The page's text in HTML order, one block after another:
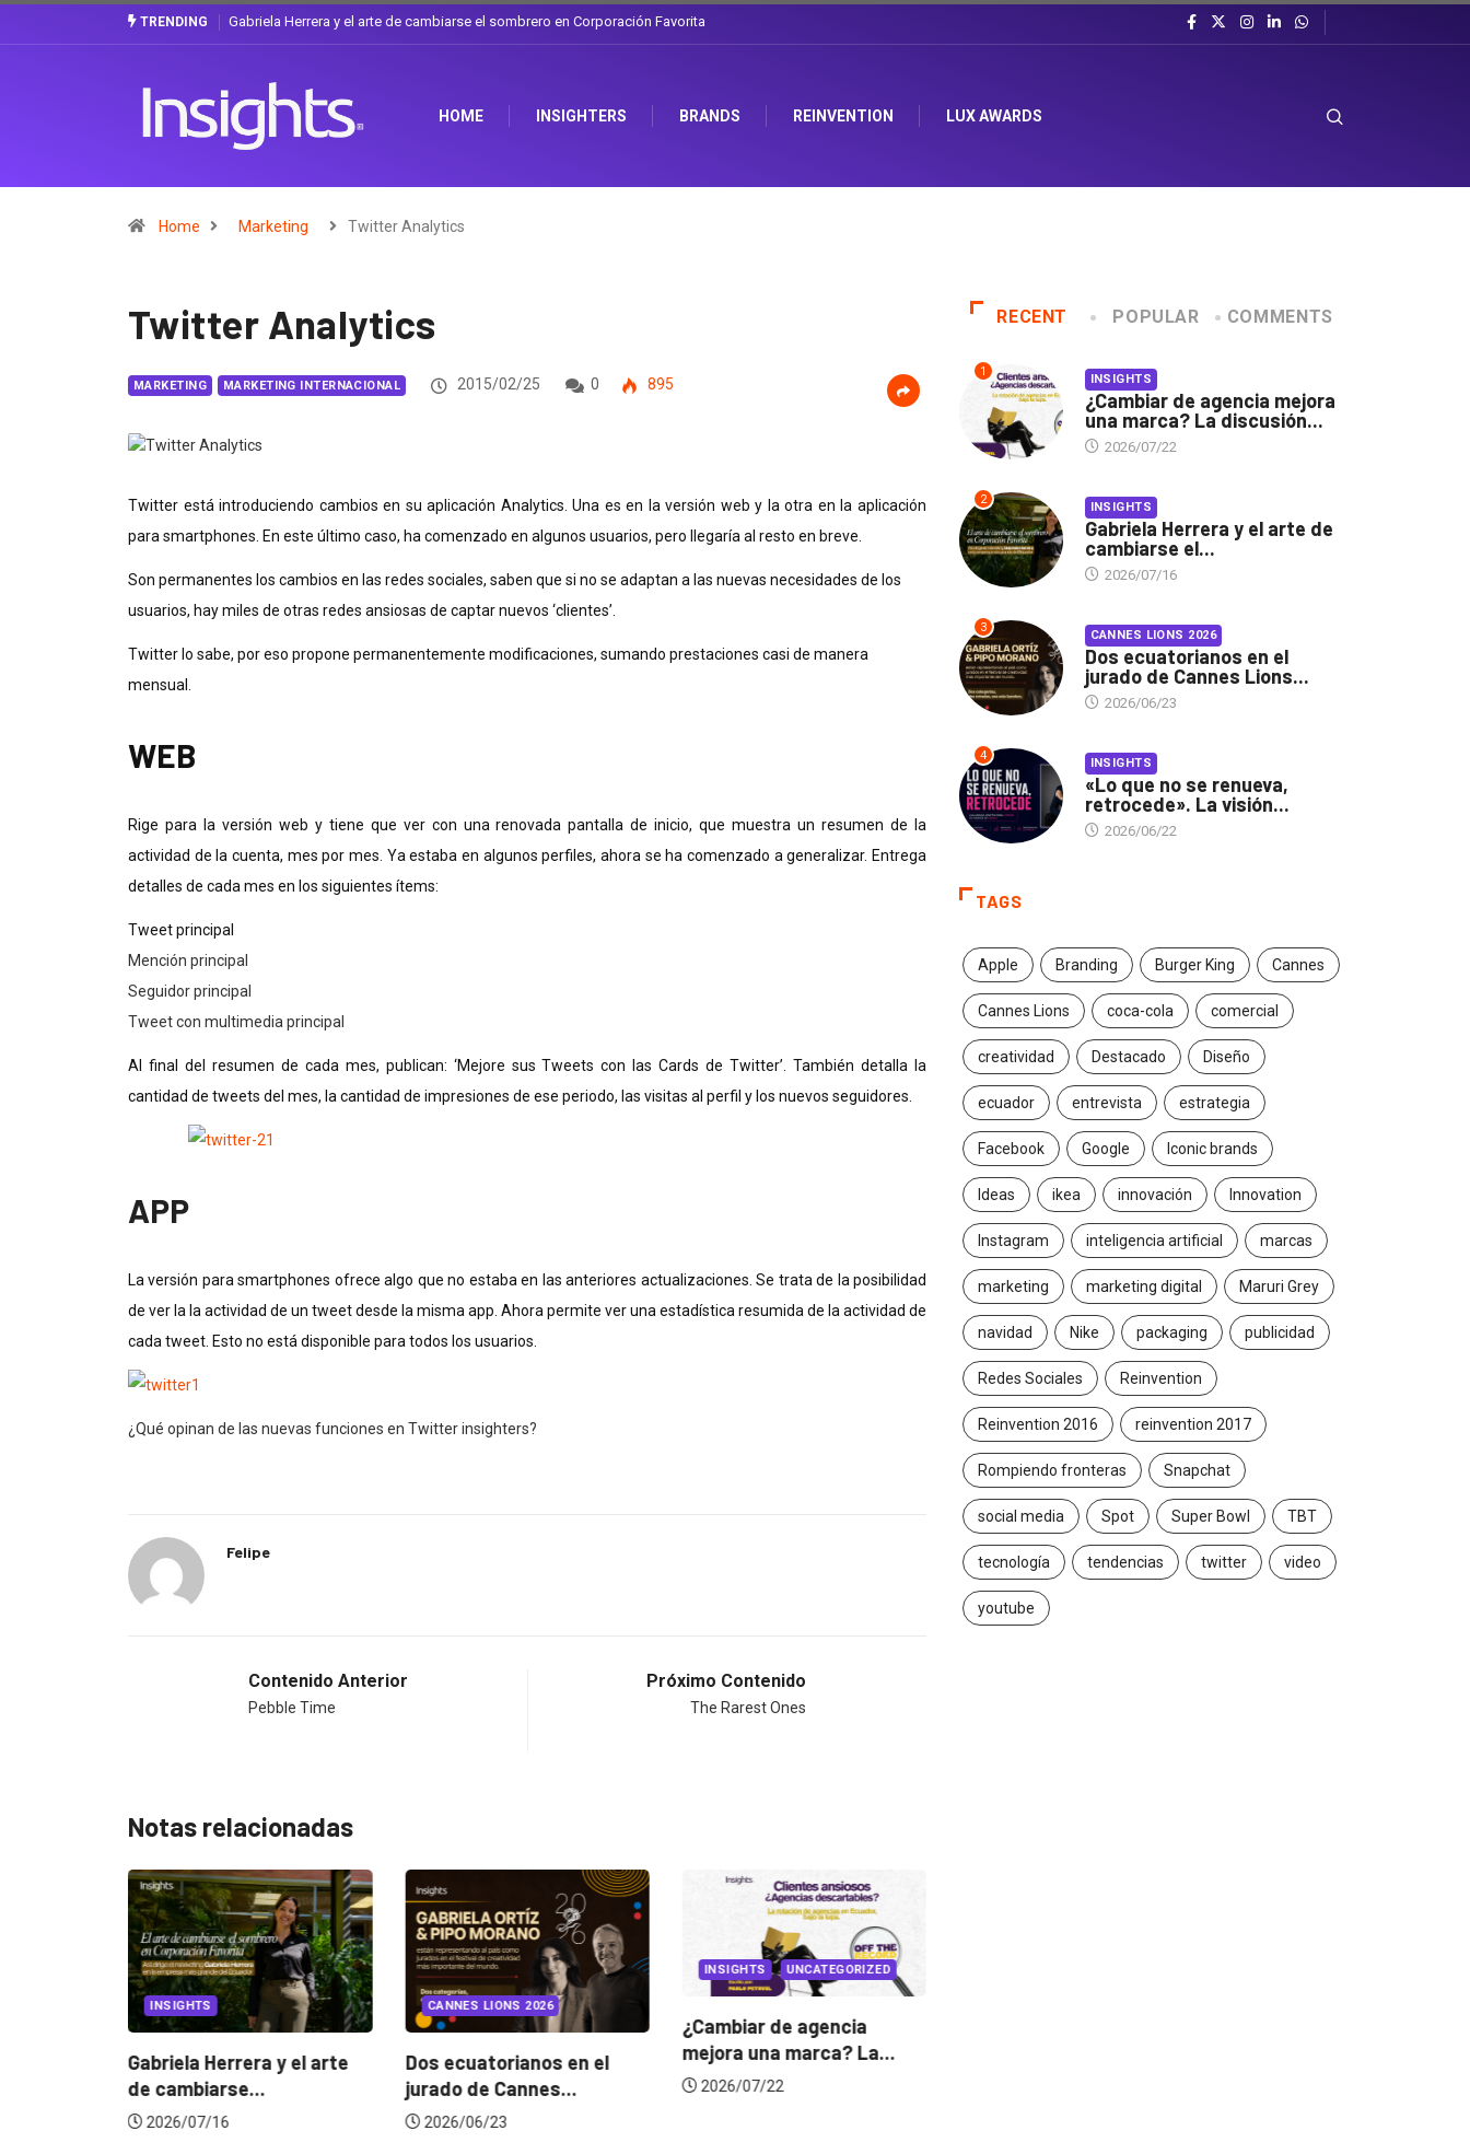
TRENDING Gabriela Herrera y el arte de cambiarse el sombrero en Corporación Favorita
HOME INSIGHTERS BRANDS REINVENTION LUX AWARDS
Home Marketing Twitter Analytics
Twitter Analytics
MARKETING MARKETING INTERNACIONAL 2015/02/25 0 895
Twitter está introduciendo cambios en su aplicación Analytics. Una es en la versión web y la otra en la aplicación
para smartphones. En este último caso, ha comenzado en algunos usuarios, pero llegaría al resto en breve.
Son permanentes los cambios en las redes sociales, saben que si no se adaptan a las nuevas necesidades de los
usuarios, hay miles de otras redes ansiosas de captar nuevos ‘clientes’.
Twitter lo sabe, por eso propone permanentemente modificaciones, sumando prestaciones casi de manera
mensual.
WEB
Rige para la versión web y tiene que ver con una renovada pantalla de inicio, que muestra un resumen de la
actividad de la cuenta, mes por mes. Ya estaba en algunos perfiles, ahora se ha comenzado a generalizar. Entrega
detalles de cada mes en los siguientes ítems:
Tweet principal
Mención principal
Seguidor principal
Tweet con multimedia principal
Al final del resumen de cada mes, publican: ‘Mejore sus Tweets con las Cards de Twitter’.También detalla la
cantidad de tweets del mes, la cantidad de impresiones de ese periodo, las visitas al perfil y los nuevos seguidores.
APP
La versión para smartphones ofrece algo que no estaba en las anteriores actualizaciones. Se trata de la posibilidad
de ver la la actividad de un tweet desde la misma app. Ahora permite ver una estadística resumida de la actividad de
cada tweet. Esto no está disponible para todos los usuarios.
¿Qué opinan de las nuevas funciones en Twitter insighters?
Felipe
Contenido Anterior
Pebble Time
Próximo Contenido
The Rarest Ones
Notas relacionadas
INSIGHTS
Gabriela Herrera y el arte
de cambiarse...
2026/07/16
CANNES LIONS 2026
Dos ecuatorianos en el
jurado de Cannes...
2026/06/23
INSIGHTS UNCATEGORIZED
¿Cambiar de agencia
mejora una marca? La...
2026/07/22
RECENT POPULAR COMMENTS
1 INSIGHTS
¿Cambiar de agencia mejora
una marca? La discusión...
2026/07/22
2 INSIGHTS
Gabriela Herrera y el arte de
cambiarse el...
2026/07/16
3 CANNES LIONS 2026
Dos ecuatorianos en el
jurado de Cannes Lions...
2026/06/23
4 INSIGHTS
«Lo que no se renueva,
retrocede». La visión...
2026/06/22
TAGS
Apple Branding Burger King Cannes
Cannes Lions coca-cola comercial
creatividad Destacado Diseño
ecuador entrevista estrategia
Facebook Google Iconic brands
Ideas ikea innovación Innovation
Instagram inteligencia artificial marcas
marketing marketing digital Maruri Grey
navidad Nike packaging publicidad
Redes Sociales Reinvention
Reinvention 2016 reinvention 2017
Rompiendo fronteras Snapchat
social media Spot Super Bowl TBT
tecnología tendencias twitter video
youtube